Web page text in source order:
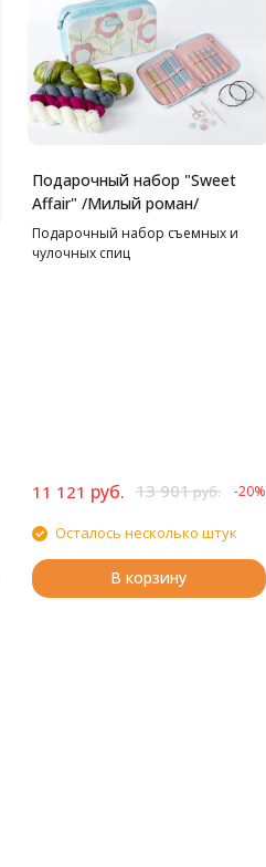
Подарочный набор "Sweet
Affair" /Милый роман/
Подарочный набор съемных и
чулочных спиц
11 121 руб. 13 901руб. -20%
Осталось несколько штук
В корзину